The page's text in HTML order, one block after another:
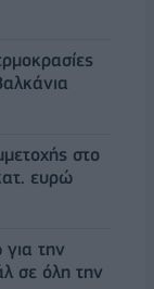
στο
ευρώ
την
σε όλη την